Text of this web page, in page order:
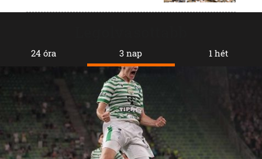
24 óra 3 nap 1 hét